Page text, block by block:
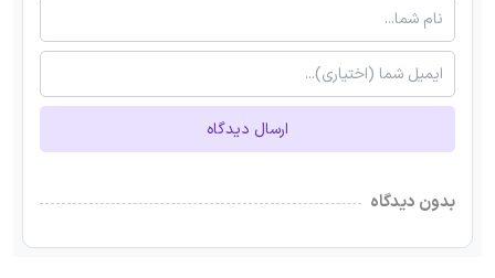
ارسال دیدگاه
بدون دیدگاه